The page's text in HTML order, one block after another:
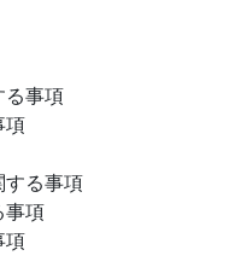
る事項
項
る事項
事項
項